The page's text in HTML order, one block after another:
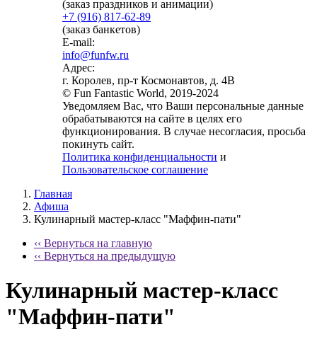
(заказ праздников и анимации)
+7 (916) 817-62-89
(заказ банкетов)
E-mail:
info@funfw.ru
Адрес:
г. Королев, пр-т Космонавтов, д. 4В
© Fun Fantastic World, 2019-2024
Уведомляем Вас, что Ваши персональные данные
обрабатываются на сайте в целях его
функционирования. В случае несогласия, просьба
покинуть сайт.
Политика конфиденциальности и
Пользовательское соглашение
Главная
Афиша
Кулинарный мастер-класс "Маффин-пати"
‹‹ Вернуться на главную
‹‹ Вернуться на предыдущую
Кулинарный мастер-класс
"Маффин-пати"